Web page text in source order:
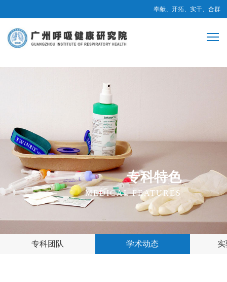
奉献、开拓、实干、合群
专科特色
MEDICAL FEATURES
专科团队 学术动态